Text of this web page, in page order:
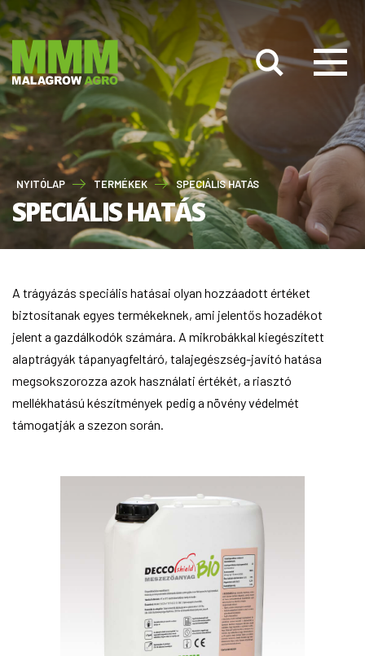
NYITÓLAP TERMÉKEK SPECIÁLIS HATÁS
SPECIÁLIS HATÁS
A trágyázás speciális hatásai olyan hozzáadott értéket
biztosítanak egyes termékeknek, ami jelentős hozadékot
jelent a gazdálkodók számára. A mikrobákkal kiegészített
alaptrágyák tápanyagfeltáró, talajegészség-javító hatása
megsokszorozza azok használati értékét, a riasztó
mellékhatású készítmények pedig a növény védelmét
támogatják a szezon során.